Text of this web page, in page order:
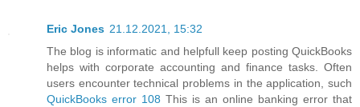
Eric Jones 21.12.2021, 15:32
The blog is informatic and helpfull keep posting QuickBooks
helps with corporate accounting and finance tasks. Often
users encounter technical problems in the application, such
QuickBooks error 108 This is an online banking error that